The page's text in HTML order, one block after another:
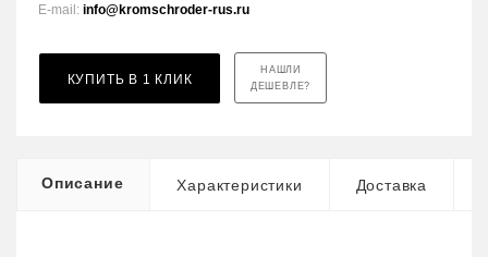
E-mail: info@kromschroder-rus.ru
КУПИТЬ В 1 КЛИК
НАШЛИ
ДЕШЕВЛЕ?
Описание Характеристики Доставка